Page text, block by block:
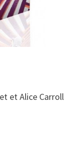
et Alice Carroll